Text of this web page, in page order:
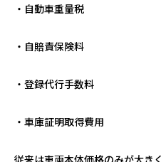
・自動車重量税
・自賠責保険料
・登録代行手数料
・車庫証明取得費用
従来は車両本体価格のみが大き